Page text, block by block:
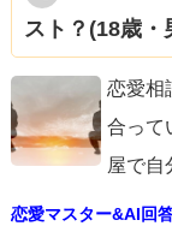
スト？(18歳・
恋愛相
合って
屋で自
恋愛マスター&AI回